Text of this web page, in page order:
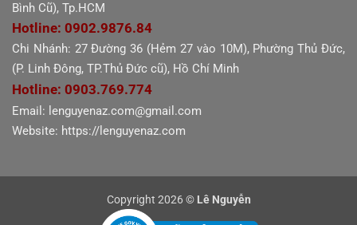
Bình Cũ), Tp.HCM
Hotline: 0902.9876.84
Chi Nhánh: 27 Đường 36 (Hẻm 27 vào 10M), Phường Thủ Đức,
(P. Linh Đông, TP.Thủ Đức cũ), Hồ Chí Minh
Hotline: 0903.769.774
Email: lenguyenaz.com@gmail.com
Website: https://lenguyenaz.com
Copyright 2026 © Lê Nguyễn